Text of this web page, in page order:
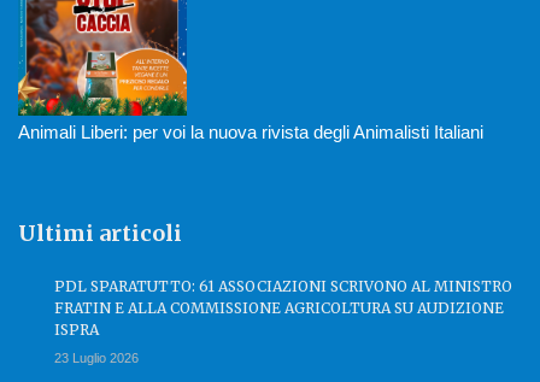
Animali Liberi: per voi la nuova rivista degli Animalisti Italiani
Ultimi articoli
PDL SPARATUTTO: 61 ASSOCIAZIONI SCRIVONO AL MINISTRO
FRATIN E ALLA COMMISSIONE AGRICOLTURA SU AUDIZIONE
ISPRA
23 Luglio 2026